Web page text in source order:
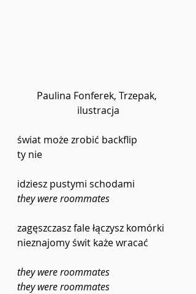
Paulina Fonferek, Trzepak,
ilustracja
świat może zrobić backflip
ty nie
idziesz pustymi schodami
they were roommates
zagęszczasz fale łączysz komórki
nieznajomy świt każe wracać
they were roommates
they were roommates